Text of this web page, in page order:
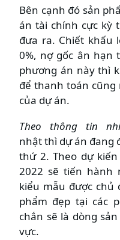
Bên cạnh đó sản
án tài chính cực kỳ
đưa ra. Chiết khấu
0%, nợ gốc ân hạn
phương án này thì
để thanh toán cũng
của dự án.
Theo thông tin
nhật thì dự án đang
thứ 2. Theo dự
2022 sẽ tiến hành
kiểu mẫu được chủ
phẩm đẹp tại các
chắn sẽ là dòng
vực.